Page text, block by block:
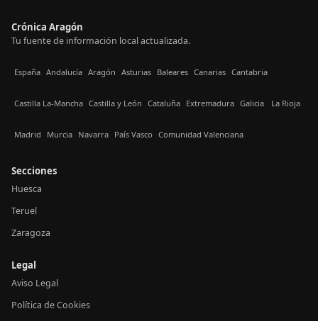
Crónica Aragón
Tu fuente de información local actualizada.
España Andalucía Aragón Asturias Baleares Canarias Cantabria
Castilla La-Mancha Castilla y León Cataluña Extremadura Galicia La Rioja
Madrid Murcia Navarra País Vasco Comunidad Valenciana
Secciones
Huesca
Teruel
Zaragoza
Legal
Aviso Legal
Política de Cookies